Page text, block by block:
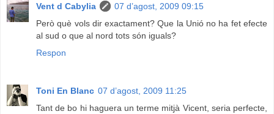
Vent d Cabylia
07 d’agost, 2009 09:15
Però què vols dir exactament? Que la Unió no ha fet efecte
al sud o que al nord tots són iguals?
Respon
Toni En Blanc 07 d’agost, 2009 11:25
Tant de bo hi haguera un terme mitjà Vicent, seria perfecte,